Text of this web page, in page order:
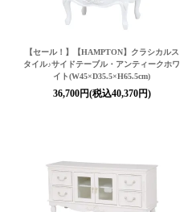
【セール！】【HAMPTON】クラシカルス
タイル♪サイドテーブル・アンティークホワ
イト(W45×D35.5×H65.5cm)
36,700円(税込40,370円)